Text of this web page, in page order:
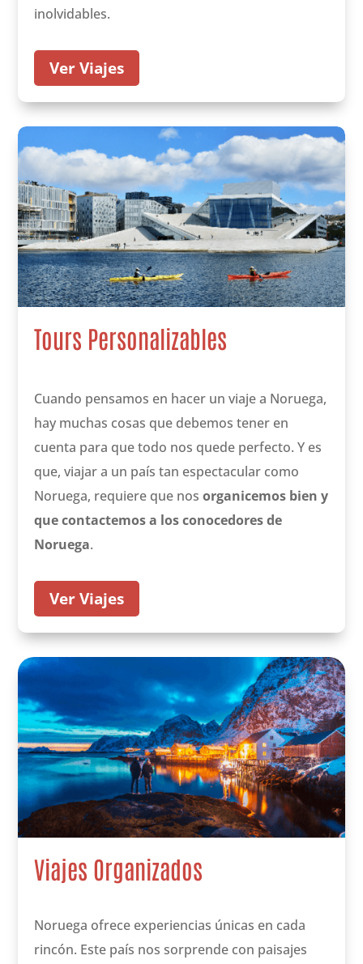
inolvidables.
Ver Viajes
Tours Personalizables
Cuando pensamos en hacer un viaje a Noruega,
hay muchas cosas que debemos tener en
cuenta para que todo nos quede perfecto. Y es
que, viajar a un país tan espectacular como
Noruega, requiere que nosorganicemos bien y
que contactemos a los conocedores de
Noruega.
Ver Viajes
Viajes Organizados
Noruega ofrece experiencias únicas en cada
rincón. Este país nos sorprende con paisajes